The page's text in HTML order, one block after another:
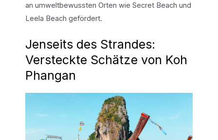
an umweltbewussten Orten wie Secret Beach und
Leela Beach gefördert.
Jenseits des Strandes:
Versteckte Schätze von Koh
Phangan